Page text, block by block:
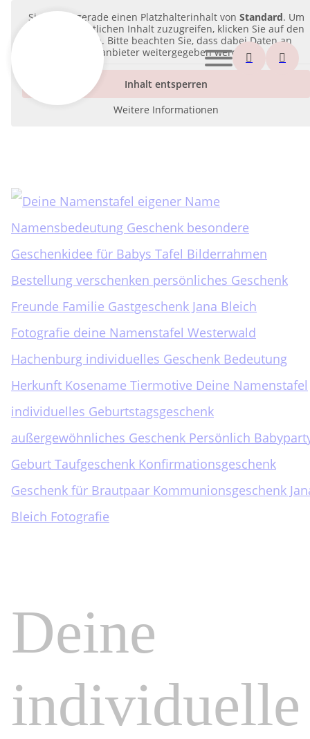
Deine
individuelle
Sie sehen gerade einen Platzhalterinhalt von Standard. Um
auf den eigentlichen Inhalt zuzugreifen, klicken Sie auf den
Button unten. Bitte beachten Sie, dass dabei Daten an
Drittanbieter weitergegeben werden.
Inhalt entsperren
Weitere Informationen